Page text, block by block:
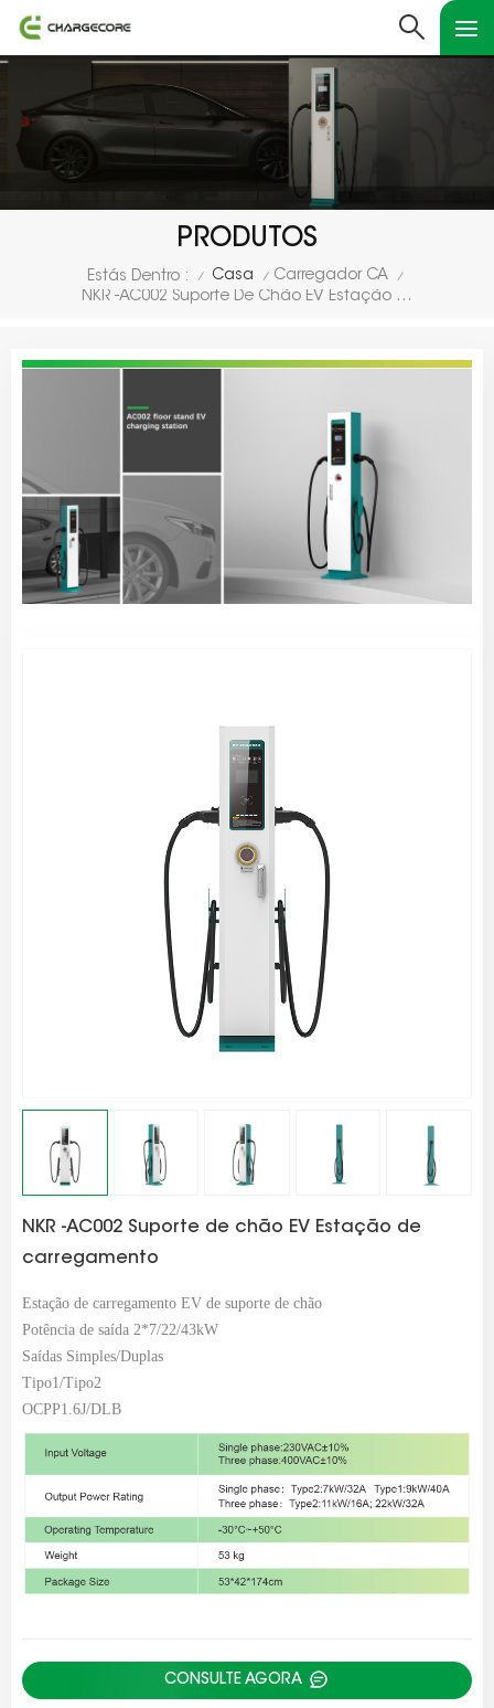
PRODUTOS
Estás Dentro : / Casa / Carregador CA /
NKR -AC002 Suporte De Chão EV Estação De Carregamento
NKR -AC002 Suporte de chão EV Estação de
carregamento
Estação de carregamento EV de suporte de chão
Potência de saída 2*7/22/43kW
Saídas Simples/Duplas
Tipo1/Tipo2
OCPP1.6J/DLB
CONSULTE AGORA